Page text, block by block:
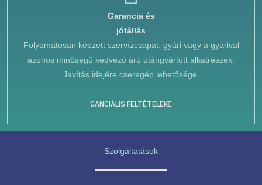
Garancia és
jótállás
Folyamatosan képzett szervízcsapat, gyári vagy a gyárival
azonos minőségű kedvező árú utángyártott alkatrészek.
Javítás idejére cseregép lehetősége.
GANCIÁLIS FELTÉTELEK
Szolgáltatások